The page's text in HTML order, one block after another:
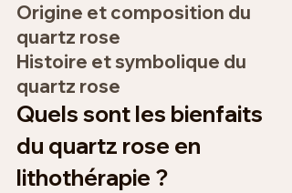
Origine et composition du
quartz rose
Histoire et symbolique du
quartz rose
Quels sont les bienfaits
du quartz rose en
lithothérapie ?